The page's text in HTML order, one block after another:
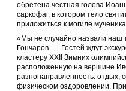
обретена честная голова
саркофаг, в котором тело
приложиться к могиле
«Мы не случайно назвали наш
Гончаров. — Гостей ждут
кластеру XXII Зимних
расположенную на вершине
разнонаправленность: отдых,
физическом оздоровлении.